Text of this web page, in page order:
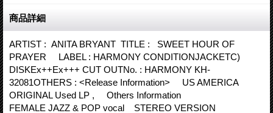
商品詳細
ARTIST : ANITA BRYANT TITLE : SWEET HOUR OF
PRAYER LABEL : HARMONY CONDITIONJACKETC)
DISKEx++Ex+++ CUT OUTNo. : HARMONY KH-
32081OTHERS : <Release Information> US AMERICA
ORIGINAL Used LP , Others Information
FEMALE JAZZ & POP vocal STEREO VERSION